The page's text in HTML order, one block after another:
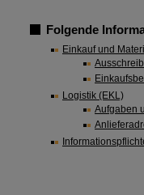
Folgende
Einkauf und
Logistik (EKL)
Aufgaben